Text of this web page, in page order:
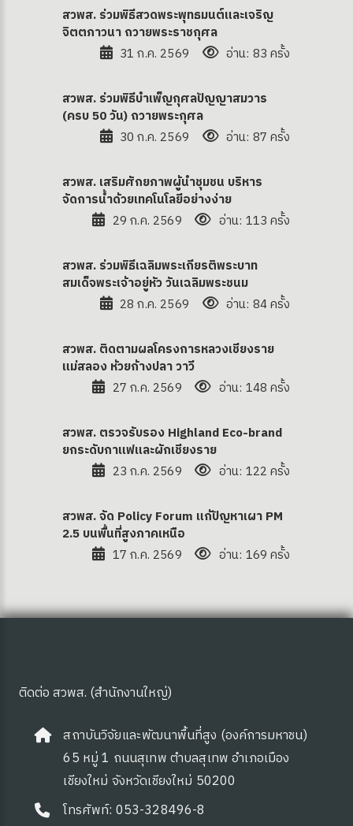
สวพส. ร่วมพิธีสวดพระพุทธมนต์และเจริญ
จิตตภาวนา ถวายพระราชกุศล
31 ก.ค. 2569
อ่าน: 83 ครั้ง
สวพส. ร่วมพิธีบำเพ็ญกุศลปัญญาสมวาร
(ครบ 50 วัน) ถวายพระกุศล
30 ก.ค. 2569
อ่าน: 87 ครั้ง
สวพส. เสริมศักยภาพผู้นำชุมชน บริหาร
จัดการน้ำด้วยเทคโนโลยีอย่างง่าย
29 ก.ค. 2569
อ่าน: 113 ครั้ง
สวพส. ร่วมพิธีเฉลิมพระเกียรติพระบาท
สมเด็จพระเจ้าอยู่หัว วันเฉลิมพระชนม
28 ก.ค. 2569
อ่าน: 84 ครั้ง
สวพส. ติดตามผลโครงการหลวงเชียงราย
แม่สลอง ห้วยก้างปลา วาวี
27 ก.ค. 2569
อ่าน: 148 ครั้ง
สวพส. ตรวจรับรอง Highland Eco-brand
ยกระดับกาแฟและผักเชียงราย
23 ก.ค. 2569
อ่าน: 122 ครั้ง
สวพส. จัด Policy Forum แก้ปัญหาเผา PM
2.5 บนพื้นที่สูงภาคเหนือ
17 ก.ค. 2569
อ่าน: 169 ครั้ง
ติดต่อ สวพส. (สำนักงานใหญ่)
สถาบันวิจัยและพัฒนาพื้นที่สูง (องค์การมหาชน)
65 หมู่ 1 ถนนสุเทพ ตำบลสุเทพ อำเภอเมือง
เชียงใหม่ จังหวัดเชียงใหม่ 50200
โทรศัพท์: 053-328496-8